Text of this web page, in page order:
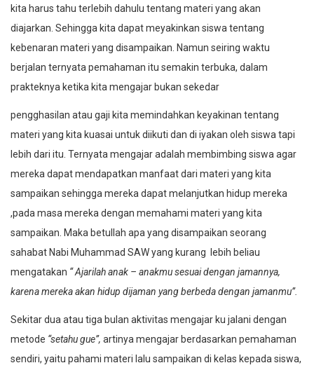
kita harus tahu terlebih dahulu tentang materi yang akan
diajarkan. Sehingga kita dapat meyakinkan siswa tentang
kebenaran materi yang disampaikan. Namun seiring waktu
berjalan ternyata pemahaman itu semakin terbuka, dalam
prakteknya ketika kita mengajar bukan sekedar
pengghasilan atau gaji kita memindahkan keyakinan tentang
materi yang kita kuasai untuk diikuti dan di iyakan oleh siswa tapi
lebih dari itu. Ternyata mengajar adalah membimbing siswa agar
mereka dapat mendapatkan manfaat dari materi yang kita
sampaikan sehingga mereka dapat melanjutkan hidup mereka
,pada masa mereka dengan memahami materi yang kita
sampaikan. Maka betullah apa yang disampaikan seorang
sahabat Nabi Muhammad SAW yang kurang lebih beliau
mengatakan “ Ajarilah anak – anakmu sesuai dengan jamannya,
karena mereka akan hidup dijaman yang berbeda dengan jamanmu”.
Sekitar dua atau tiga bulan aktivitas mengajar ku jalani dengan
metode “setahu gue”, artinya mengajar berdasarkan pemahaman
sendiri, yaitu pahami materi lalu sampaikan di kelas kepada siswa,